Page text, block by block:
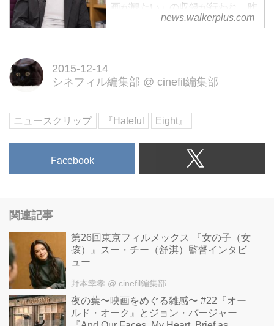
画が観たい」の収録が行われ、昨
年公開の『思い出のマーニー』の
news.walkerplus.com
2015-12-14
シネフィル編集部 @ cinefil編集部
ニュースクリップ 『Hateful Eight』
Facebook
関連記事
第26回東京フィルメックス 『女の子（女
孩）』スー・チー（舒淇）監督インタビ
ュー
野本幸孝 @ cinefil編集部
夜の葉〜映画をめぐる雑感〜 #22『オー
ルド・オーク』とジョン・バージャー